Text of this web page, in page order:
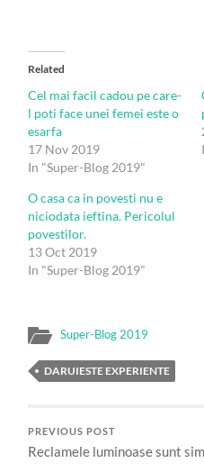
Related
Cel mai facil cadou pe care-
l poti face unei femei este o
esarfa
17 Nov 2019
In "Super-Blog 2019"
O casa ca in povesti nu e
niciodata ieftina. Pericolul
povestilor.
13 Oct 2019
In "Super-Blog 2019"
Super-Blog 2019
DARUIESTE EXPERIENTE
PREVIOUS POST
Reclamele luminoase sunt